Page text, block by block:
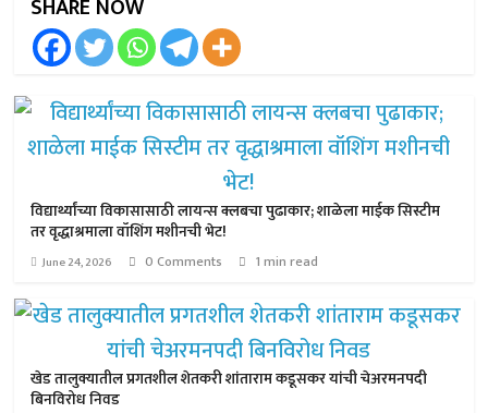
SHARE NOW
विद्यार्थ्यांच्या विकासासाठी लायन्स क्लबचा पुढाकार; शाळेला माईक सिस्टीम
तर वृद्धाश्रमाला वॉशिंग मशीनची भेट!
June 24, 2026 0 Comments 1 min read
खेड तालुक्यातील प्रगतशील शेतकरी शांताराम कडूसकर यांची चेअरमनपदी
बिनविरोध निवड